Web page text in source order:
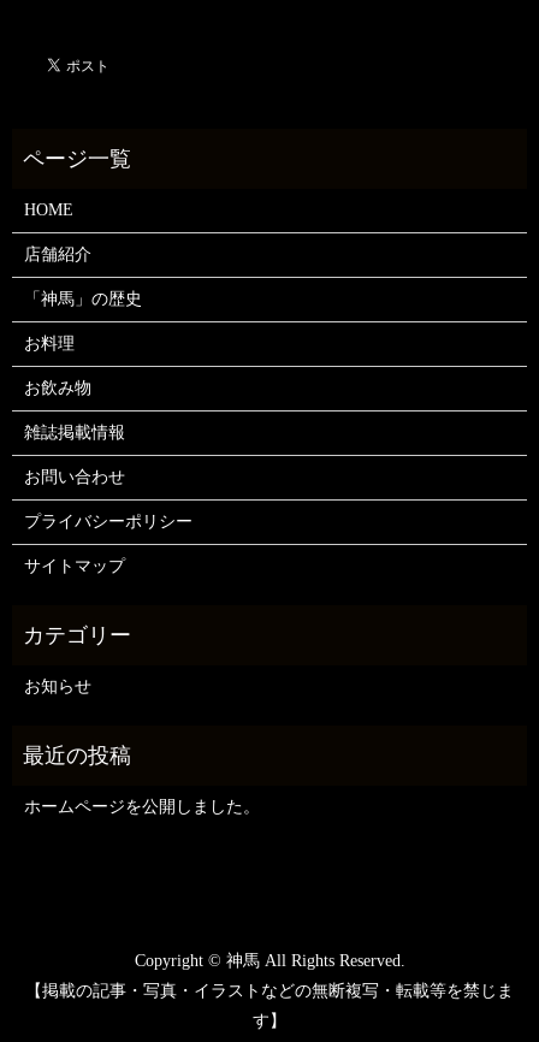
HOME
店舗紹介
「神馬」の歴史
お料理
お飲み物
雑誌掲載情報
お問い合わせ
プライバシーポリシー
サイトマップ
お知らせ
ホームページを公開しました。
Copyright © 神馬 All Rights Reserved.
【掲載の記事・写真・イラストなどの無断複写・転載等を禁じま
す】